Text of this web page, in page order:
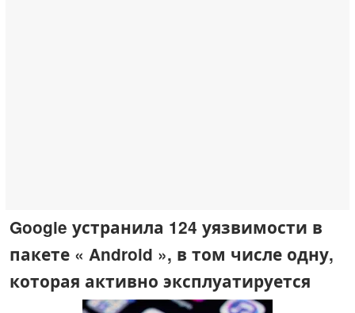
Google устранила 124 уязвимости в
пакете « Android », в том числе одну,
которая активно эксплуатируется